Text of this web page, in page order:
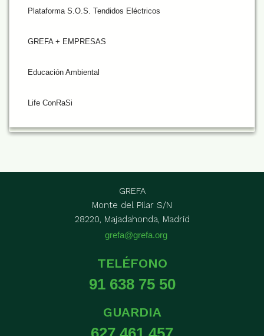
Plataforma S.O.S. Tendidos Eléctricos
GREFA + EMPRESAS
Educación Ambiental
Life ConRaSi
GREFA
Monte del Pilar S/N
28220, Majadahonda, Madrid
grefa@grefa.org
TELÉFONO
91 638 75 50
GUARDIA